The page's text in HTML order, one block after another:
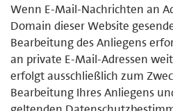
Wenn E-Mail-Nachrichten an
Domain dieser Website
Bearbeitung des Anliegens
an private E-Mail-Adressen
erfolgt ausschließlich zum
Bearbeitung Ihres Anliegens